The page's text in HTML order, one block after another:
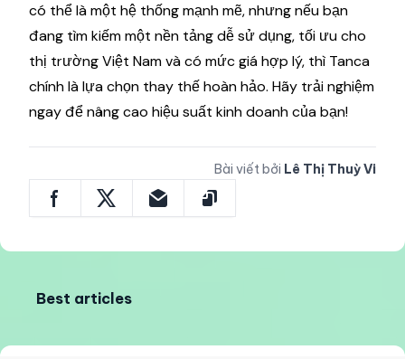
có thể là một hệ thống mạnh mẽ, nhưng nếu bạn
đang tìm kiếm một nền tảng dễ sử dụng, tối ưu cho
thị trường Việt Nam và có mức giá hợp lý, thì Tanca
chính là lựa chọn thay thế hoàn hảo. Hãy trải nghiệm
ngay để nâng cao hiệu suất kinh doanh của bạn!
Bài viết bởi Lê Thị Thuỳ Vi
Best articles